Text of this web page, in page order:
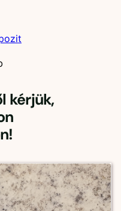
kérjük,